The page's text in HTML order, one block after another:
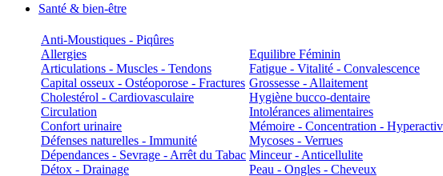
Santé & bien-être
Anti-Moustiques - Piqûres
Allergies
Articulations - Muscles - Tendons
Capital osseux - Ostéoporose - Fractures
Cholestérol - Cardiovasculaire
Circulation
Confort urinaire
Défenses naturelles - Immunité
Dépendances - Sevrage - Arrêt du Tabac
Détox - Drainage
Equilibre Féminin
Fatigue - Vitalité - Convalescence
Grossesse - Allaitement
Hygiène bucco-dentaire
Intolérances alimentaires
Mémoire - Concentration -
Mycoses - Verrues
Minceur - Anticellulite
Peau - Ongles - Cheveux